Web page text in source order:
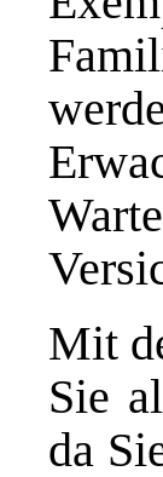
Mit
Sie
da